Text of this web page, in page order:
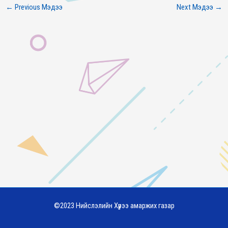
← Previous Мэдээ Next Мэдээ →
©2023 Нийслэлийн Хүрээ амаржих газар